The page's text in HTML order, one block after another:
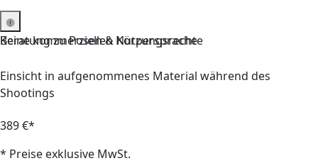
Keine kommerziellen Nutzungsrechte
Beratung zu Posen & Körpersprache
Einsicht in aufgenommenes Material während des
Shootings
389 €*
* Preise exklusive MwSt.